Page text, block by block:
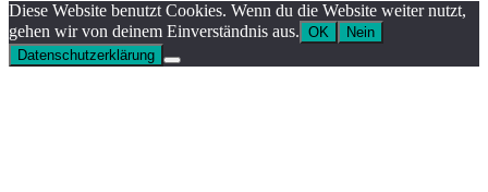
Diese Website benutzt Cookies. Wenn du die Website weiter nutzt,
gehen wir von deinem Einverständnis aus. OK
Nein
Datenschutzerklärung